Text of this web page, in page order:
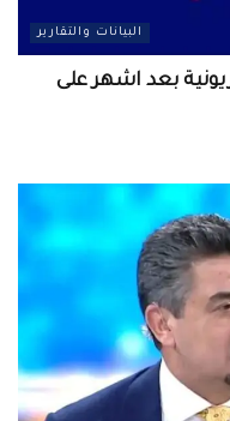
البيانات والتقارير
بعد اشهر على